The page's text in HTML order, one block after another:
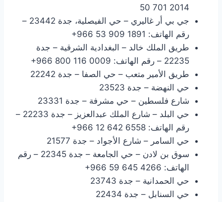
50 701 2014
جي بي أر غاليري – حي الفيصلية، جدة 23442 –
رقم الهاتف: ‎+966 53 909 1891
طريق الملك خالد – البغدادية الشرقية – جدة
22235 – رقم الهاتف: ‎+966 800 116 0009
طريق الأمير متعب – حي الصفا – جدة 22242
حي النهضة – جدة 23523
شارع فلسطين – حي مشرفة – جدة 23331
حي البلد – شارع الملك عبدالعزيز – جدة 22233 –
رقم الهاتف: ‎+966 12 642 6558
حي السامر – شارع الأجواد – جدة 21577
سوق بن لادن – حي الجامعة – جدة 22345 – رقم
الهاتف: ‎+966 59 645 4266
حي الحمدانية – جدة 23743
حي السنابل – جدة 22434